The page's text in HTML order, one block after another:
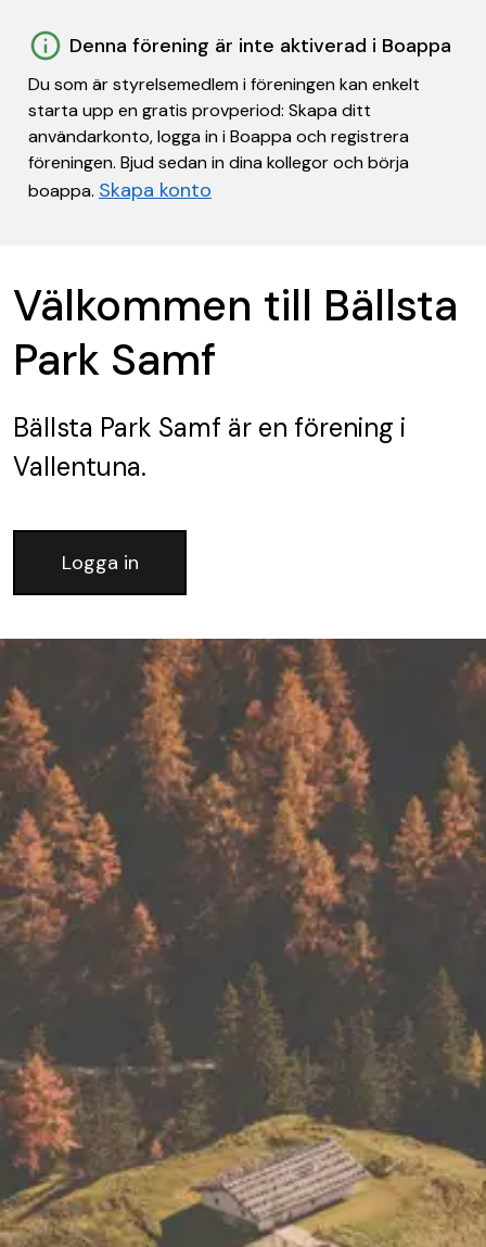
Denna förening är inte aktiverad i Boappa
Du som är styrelsemedlem i föreningen kan enkelt
starta upp en gratis provperiod: Skapa ditt
användarkonto, logga in i Boappa och registrera
föreningen. Bjud sedan in dina kollegor och börja
boappa. Skapa konto
Välkommen till Bällsta
Park Samf
Bällsta Park Samf är en förening i
Vallentuna.
Logga in